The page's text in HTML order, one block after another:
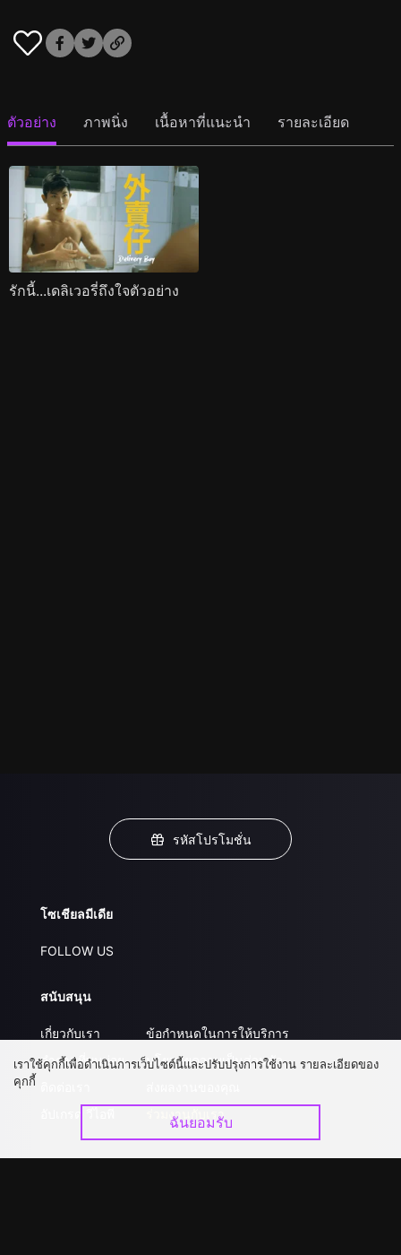
ตัวอย่าง ภาพนิ่ง เนื้อหาที่แนะนำ รายละเอียด
รักนี้...เดลิเวอรี่ถึงใจตัวอย่าง
รหัสโปรโมชั่น
โซเชียลมีเดีย
FOLLOW US
สนับสนุน
เกี่ยวกับเรา
คำถามที่พบบ่อย
ข้อกำหนดในการให้บริการ
นโยบายความเป็นส่วนตัว
ร่วมงานกับเรา
เราใช้คุกกี้เพื่อดำเนินการเว็บไซต์นี้และปรับปรุงการใช้งาน รายละเอียดของ
คุกกี้
ฉันยอมรับ